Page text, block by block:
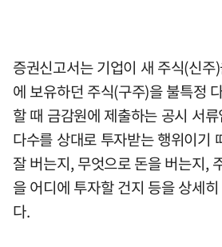
증권신고서는 기업이 새 주식(신
에 보유하던 주식(구주)을 불특정
할 때 금감원에 제출하는 공시 서
다수를 상대로 투자받는 행위이기
잘 버는지, 무엇으로 돈을 버는지,
을 어디에 투자할 건지 등을 상세
다.